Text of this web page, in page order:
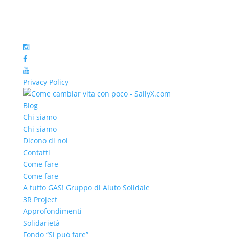
Privacy Policy
Blog
Chi siamo
Chi siamo
Dicono di noi
Contatti
Come fare
Come fare
A tutto GAS! Gruppo di Aiuto Solidale
3R Project
Approfondimenti
Solidarietà
Fondo “Si può fare”